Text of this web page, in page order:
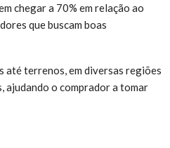
chegar a 70% em relação ao
que buscam boas
até terrenos, em diversas regiões
ajudando o comprador a tomar